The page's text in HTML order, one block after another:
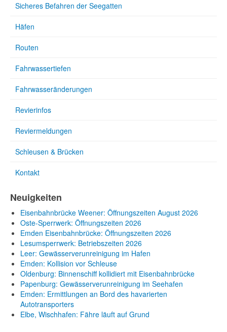
Sicheres Befahren der Seegatten
Häfen
Routen
Fahrwassertiefen
Fahrwasseränderungen
Revierinfos
Reviermeldungen
Schleusen & Brücken
Kontakt
Neuigkeiten
Eisenbahnbrücke Weener: Öffnungszeiten August 2026
Oste-Sperrwerk: Öffnungszeiten 2026
Emden Eisenbahnbrücke: Öffnungszeiten 2026
Lesumsperrwerk: Betriebszeiten 2026
Leer: Gewässerverunreinigung im Hafen
Emden: Kollision vor Schleuse
Oldenburg: Binnenschiff kollidiert mit Eisenbahnbrücke
Papenburg: Gewässerverunreinigung im Seehafen
Emden: Ermittlungen an Bord des havarierten
Autotransporters
Elbe, Wischhafen: Fähre läuft auf Grund